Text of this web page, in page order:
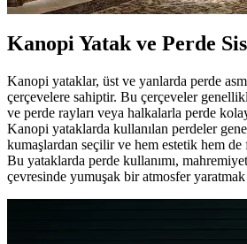
Kanopi Yatak ve Perde
Kanopi yataklar, üst ve yanlarda perde
çerçevelere sahiptir. Bu çerçeveler
ve perde rayları veya halkalarla perde
Kanopi yataklarda kullanılan perdeler
kumaşlardan seçilir ve hem estetik hem de
Bu yataklarda perde kullanımı,
çevresinde yumuşak bir atmosfer